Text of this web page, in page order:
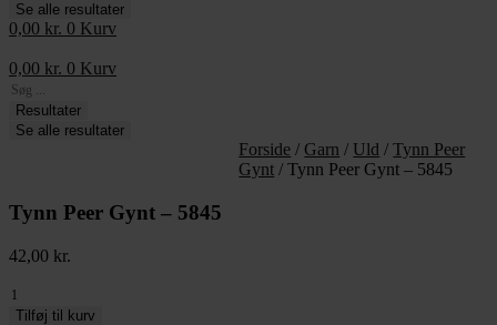
Se alle resultater
0,00 kr. 0 Kurv
0,00 kr. 0 Kurv
Search
...Resultater
Se alle resultater
Forside / Garn / Uld /Tynn Peer
Gynt / Tynn Peer Gynt – 5845
Tynn Peer Gynt – 5845
42,00 kr.
Tynn
Peer
Tilføj til kurv